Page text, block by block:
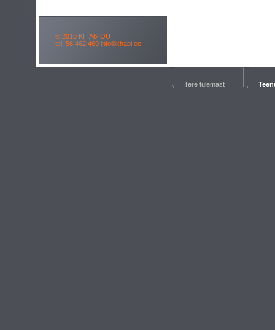
© 2010 KH Abi OÜ
tel. 56 462 469 info©khabi.ee
Tere tulemast